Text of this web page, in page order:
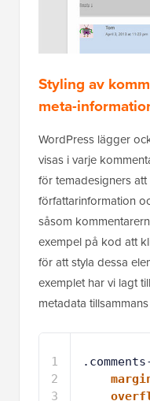
WordPress lägger
för temadesigners
författarinformation
såsom
exempel på kod att
för att styla dessa
exemplet har vi lagt
metadata
3
4
5